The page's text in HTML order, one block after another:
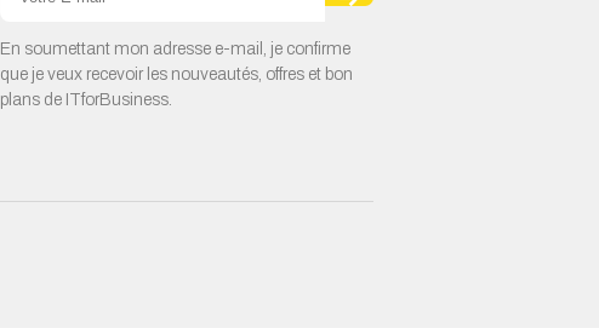
En soumettant mon adresse e-mail, je confirme
que je veux recevoir les nouveautés, offres et bon
plans de ITforBusiness.